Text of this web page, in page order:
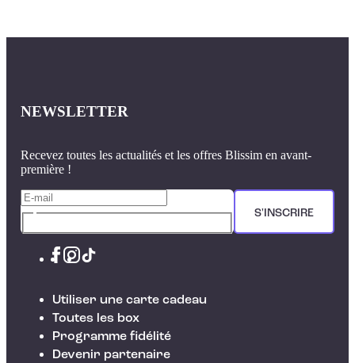
NEWSLETTER
Recevez toutes les actualités et les offres Blissim en avant-
première !
S'INSCRIRE
Utiliser une carte cadeau
Toutes les box
Programme fidélité
Devenir partenaire